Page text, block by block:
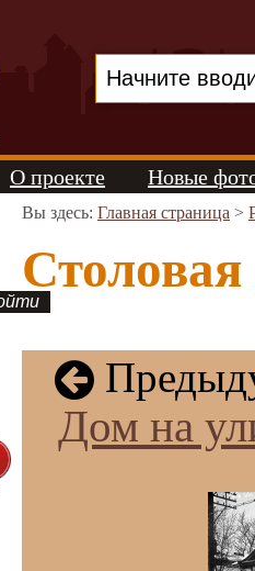
О проекте Новые
Вы здесь: Главная страница >
Дом на